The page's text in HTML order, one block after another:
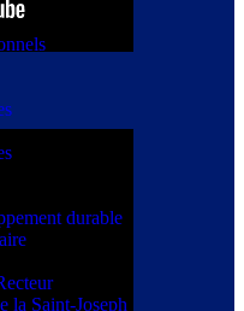
durable
la Saint-Joseph